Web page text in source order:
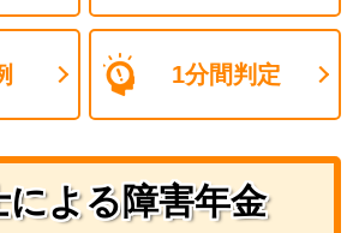
1分間判定
による障害年金